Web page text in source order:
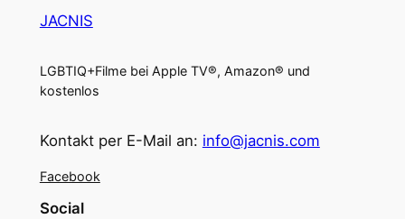
JACNIS
LGBTIQ+Filme bei Apple TV®, Amazon® und
kostenlos
Kontakt per E-Mail an: info@jacnis.com
Facebook
Social